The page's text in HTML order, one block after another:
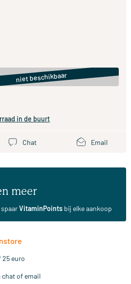
niet beschikbaar
in de buurt
Chat Email
meer
spaarVitaminPoints bij elke aankoop
25 euro
chat of email